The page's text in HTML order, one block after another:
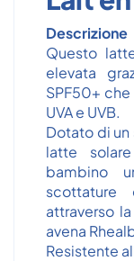
Descrizione
Questo
elevata
SPF50+
UVA e UVB.
Dotato di
latte
bambino
scottature
attraverso
avena
Resistente